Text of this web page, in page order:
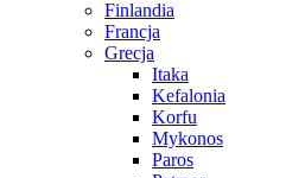
Finlandia
Francja
Grecja
Itaka
Kefalonia
Korfu
Mykonos
Paros